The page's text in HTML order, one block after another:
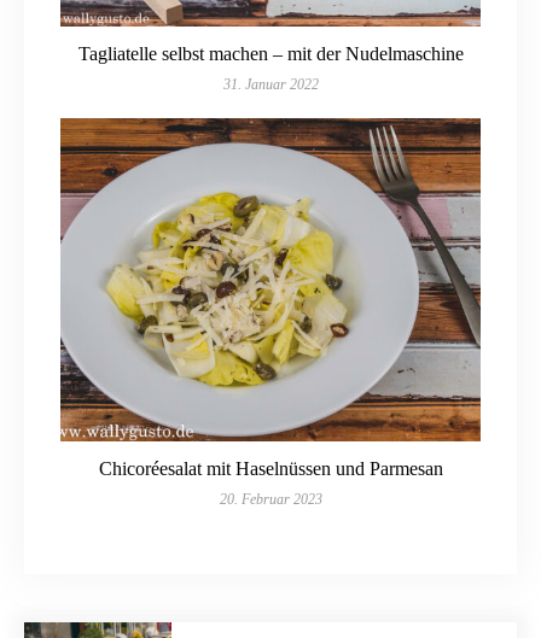
Tagliatelle selbst machen – mit der Nudelmaschine
31. Januar 2022
Chicoréesalat mit Haselnüssen und Parmesan
20. Februar 2023